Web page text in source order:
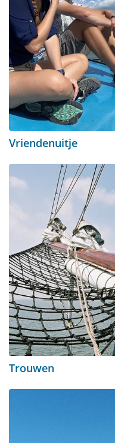
Vriendenuitje
Trouwen